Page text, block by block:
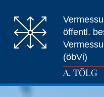
öffentl.
(öbVi)
A. TÖLG